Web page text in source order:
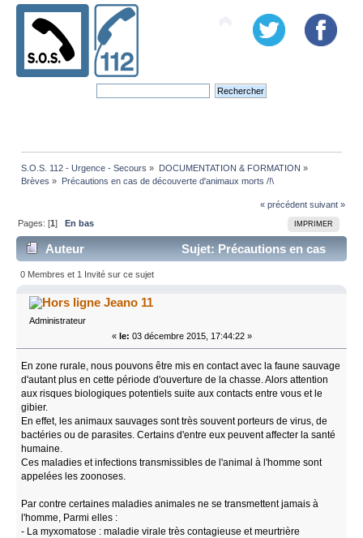
S.O.S. 112 - Urgence - Secours » DOCUMENTATION & FORMATION »
Brèves » Précautions en cas de découverte d'animaux morts /!\
« précédent suivant »
IMPRIMER
Pages: [1]En bas
Auteur
Sujet: Précautions en cas
de découverte d'animaux morts /!\ (Lu 4463 fois)
0 Membres et 1 Invité sur ce sujet
Jeano 11
Administrateur
« le: 03 décembre 2015, 17:44:22 »
En zone rurale, nous pouvons être mis en contact avec la faune sauvage
d'autant plus en cette période d'ouverture de la chasse. Alors attention
aux risques biologiques potentiels suite aux contacts entre vous et le
gibier.
En effet, les animaux sauvages sont très souvent porteurs de virus, de
bactéries ou de parasites. Certains d'entre eux peuvent affecter la santé
humaine.
Ces maladies et infections transmissibles de l'animal à l'homme sont
appelées les zoonoses.
Par contre certaines maladies animales ne se transmettent jamais à
l'homme, Parmi elles :
- La myxomatose : maladie virale très contagieuse et meurtrière